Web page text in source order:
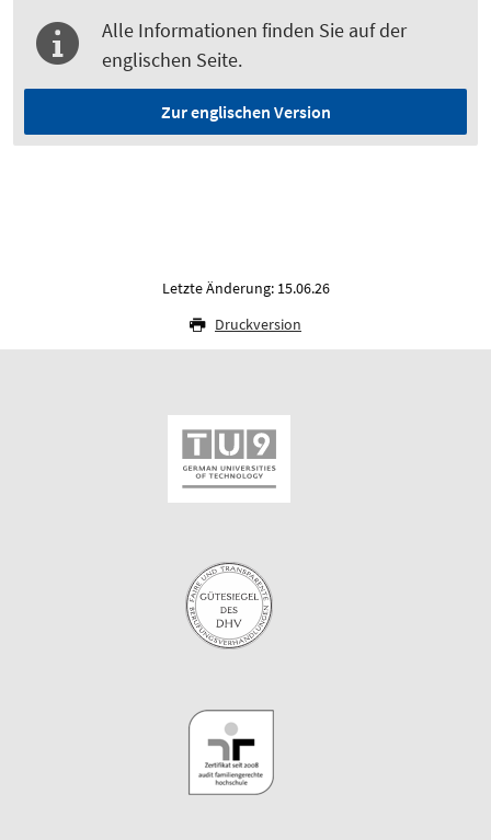
Alle Informationen finden Sie auf der
englischen Seite.
Zur englischen Version
Letzte Änderung: 15.06.26
Druckversion